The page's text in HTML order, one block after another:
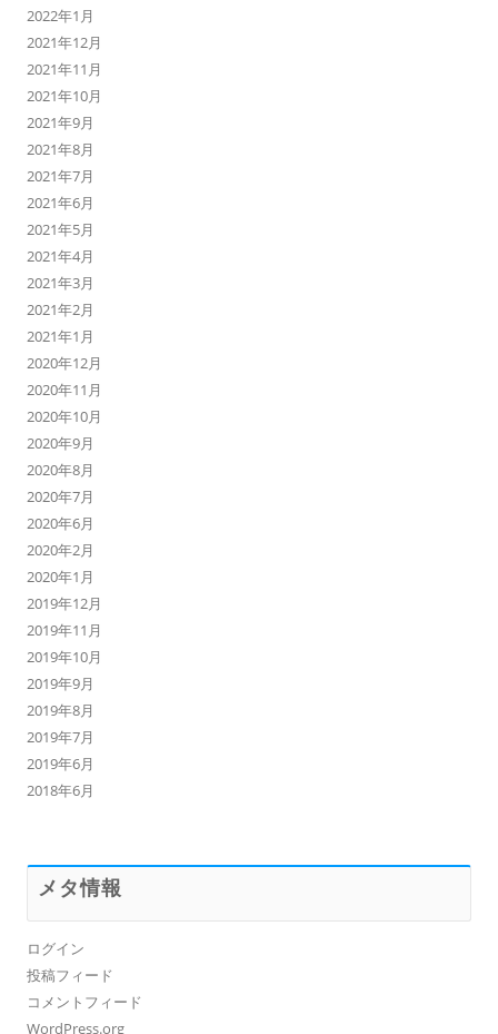
2022年1月
2021年12月
2021年11月
2021年10月
2021年9月
2021年8月
2021年7月
2021年6月
2021年5月
2021年4月
2021年3月
2021年2月
2021年1月
2020年12月
2020年11月
2020年10月
2020年9月
2020年8月
2020年7月
2020年6月
2020年2月
2020年1月
2019年12月
2019年11月
2019年10月
2019年9月
2019年8月
2019年7月
2019年6月
2018年6月
メタ情報
ログイン
投稿フィード
コメントフィード
WordPress.org